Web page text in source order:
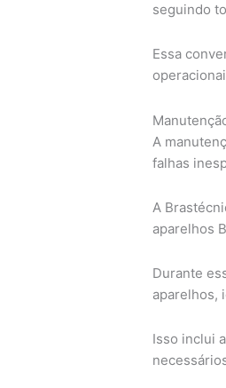
seguindo
Essa
A
falhas
A
aparelhos
Durante
aparelhos,
Isso inclui